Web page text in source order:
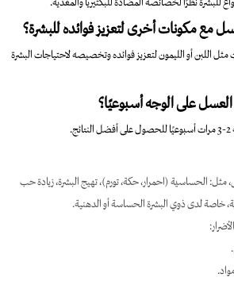
مع مكونات أخرى لتعزيز فوائده للبشرة؟
اللبن أو الليمون لتعزيز فوائده وتخصيصه لاحتياجات البشرة
على الوجه أسبوعيًا؟
الحساسية (احمرار، حكة، تورم)، تهيج البشرة، زيادة حب
خاصة لدى ذوي البشرة الحساسة أو الدهنية.